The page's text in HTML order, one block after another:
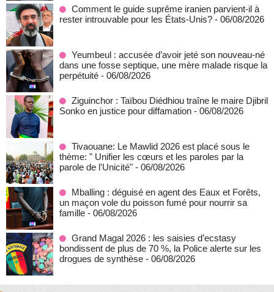
Comment le guide suprême iranien parvient-il à
rester introuvable pour les États-Unis? - 06/08/2026
Yeumbeul : accusée d’avoir jeté son nouveau-né
dans une fosse septique, une mère malade risque la
perpétuité - 06/08/2026
Ziguinchor : Taïbou Diédhiou traîne le maire Djibril
Sonko en justice pour diffamation - 06/08/2026
Tivaouane: Le Mawlid 2026 est placé sous le
thème: " Unifier les cœurs et les paroles par la
parole de l'Unicité" - 06/08/2026
Mballing : déguisé en agent des Eaux et Forêts,
un maçon vole du poisson fumé pour nourrir sa
famille - 06/08/2026
Grand Magal 2026 : les saisies d’ecstasy
bondissent de plus de 70 %, la Police alerte sur les
drogues de synthèse - 06/08/2026